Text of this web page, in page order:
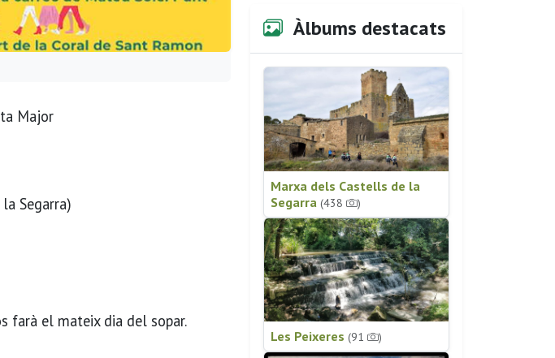
Major
Segarra)
farà el mateix dia del sopar.
Àlbums destacats
Marxa dels Castells de la
Segarra (438 )
Les Peixeres (91 )